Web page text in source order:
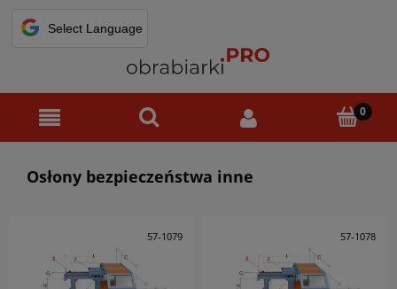
Osłony bezpieczeństwa inne
57-1079 57-1078